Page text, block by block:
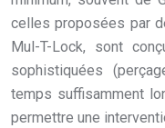
celles proposées par
Mul-T-Lock, sont
sophistiquées
temps suffisamment
permettre une